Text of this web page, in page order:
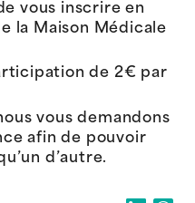
vous inscrire en
la Maison Médicale
de 2€ par
vous demandons
afin de pouvoir
d’autre.